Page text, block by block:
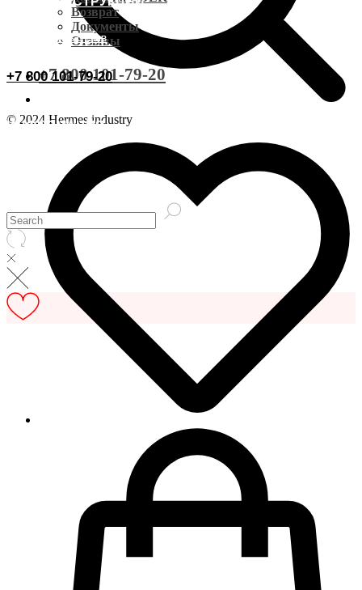
ОСТАВИТЬ ОТЗЫВ
+7 800 101-79-20
ИНФОРМАЦИЯ
Доставка CDEK
Документы
Возврат
Документы
Отзывы
+7 800 101-79-20
© 2024 Hermes industry